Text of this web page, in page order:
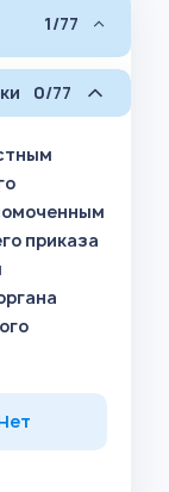
1/77
0/77
приказа